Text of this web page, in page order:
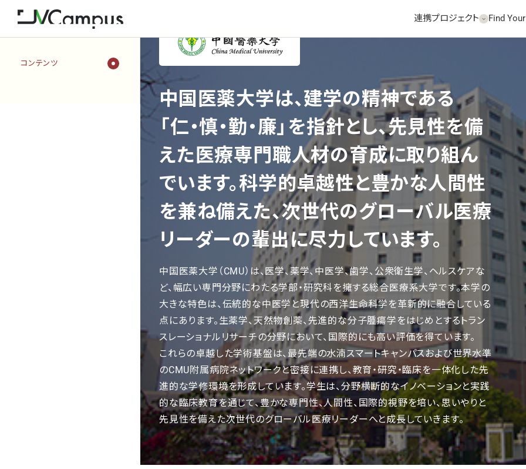
連携プロジェクト Find
コンテンツ
中国医薬大学は、建学の精神である
「仁・慎・勤・廉」を指針とし、先見性を備
えた医療専門職人材の育成に取り組ん
でいます。科学的卓越性と豊かな人間性
を兼ね備えた、次世代のグローバル医療
リーダーの輩出に尽力しています。
中国医薬大学（CMU）は、医学、薬学、中医学、歯学、公衆衛生学、ヘルスケアな
ど、幅広い専門分野にわたる学部・研究科を擁する総合医療系大学です。本学の
大きな特色は、伝統的な中医学と現代の西洋生命科学を革新的に融合している
点にあります。生薬学、天然物創薬、先進的な分子腫瘍学をはじめとするトラン
スレーショナルリサーチの分野において、国際的にも高い評価を得ています。
これらの卓越した学術基盤は、最先端の水湳スマートキャンパスおよび世界水準
のCMU附属病院ネットワークと密接に連携し、教育・研究・臨床を一体化した先
進的な学修環境を形成しています。学生は、分野横断的なイノベーションと実践
的な臨床教育を通じて、豊かな専門性、人間性、国際的視野を培い、思いやりと
先見性を備えた次世代のグローバル医療リーダーへと成長していきます。